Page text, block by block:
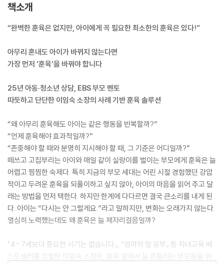
책소개
“완벽한 훈육은 없지만, 아이에게 꼭 필요한 최소한의 훈육은 있다!”
아무리 혼내도 아이가 바뀌지 않는다면
가장 먼저 ‘훈육’을 바꿔야 합니다
25년 아동·청소년 상담, EBS 부모 멘토
따듯하고 단단한 이임숙 소장의 사례 기반 훈육 솔루션
“왜 아무리 훈육해도 아이는 같은 행동을 반복할까?”
“언제 훈육해야 효과적일까?”
“존중해야 할 때와 분명히 지시해야 할 때, 그 기준은 어디일까?”
떼쓰고 고집부리는 아이와 매일 같이 실랑이를 벌이는 부모에게 훈육은 늘
어렵고 찜찜한 숙제다. 특히 지금의 부모 세대는 어린 시절 경험했던 강압
적이고 두려운 훈육을 되풀이하고 싶지 않아, 아이의 마음을 읽어 주고 달
래는 방법을 먼저 택한다. 하지만 한계에 다다르면 결국 큰소리를 내게 된
다. 아이는 “다시는 안 그럴게요.”라고 말하지만, 변화는 오래가지 않는다.
열심히 노력했는데도 왜 훈육은 늘 제자리걸음일까?
『4~7세보다 중요한 시기는 없습니다』, 『엄마의 말 공부』 등 자녀교육 베
스트셀러를 집필한 이임숙 소장은, 훈육 앞에서 늘 흔들리는 부모들을 위